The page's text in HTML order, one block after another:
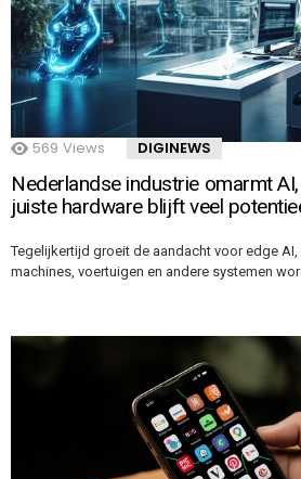
569 Views DIGINEWS
Nederlandse industrie omarmt
juiste hardware blijft veel
Tegelijkertijd groeit de aandacht voor edge
machines, voertuigen en andere systemen